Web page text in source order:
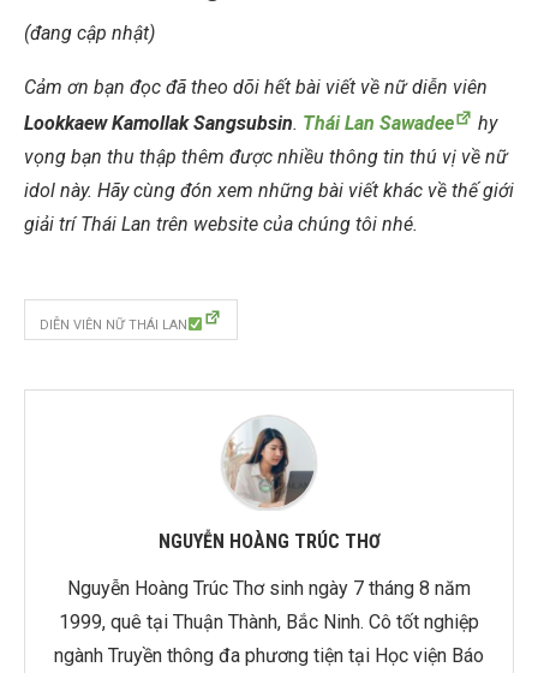
(đang cập nhật)
Cảm ơn bạn đọc đã theo dõi hết bài viết về nữ diễn viên
Lookkaew Kamollak Sangsubsin. Thái Lan Sawadee
hy
vọng bạn thu thập thêm được nhiều thông tin thú vị về nữ
idol này. Hãy cùng đón xem những bài viết khác về thế giới
giải trí Thái Lan trên website của chúng tôi nhé.
DIỄN VIÊN NỮ THÁI LAN
NGUYỄN HOÀNG TRÚC THƠ
Nguyễn Hoàng Trúc Thơ sinh ngày 7 tháng 8 năm
1999, quê tại Thuận Thành, Bắc Ninh. Cô tốt nghiệp
ngành Truyền thông đa phương tiện tại Học viện Báo